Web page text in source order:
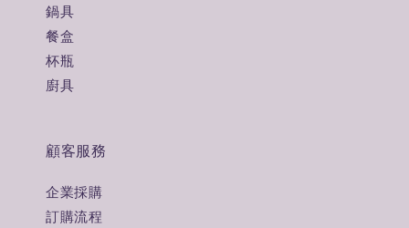
鍋具
餐盒
杯瓶
廚具
顧客服務
企業採購
訂購流程